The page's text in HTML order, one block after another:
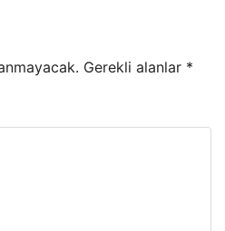
Gerekli alanlar *